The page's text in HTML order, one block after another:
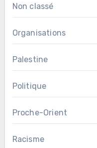
Non classé
Organisations
Palestine
Politique
Proche-Orient
Racisme